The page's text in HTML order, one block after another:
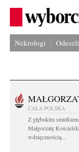
Nekrologi Odeszli
CAŁA POLSKA
Z głębokim
Małgorzatę
wdzięcznością...